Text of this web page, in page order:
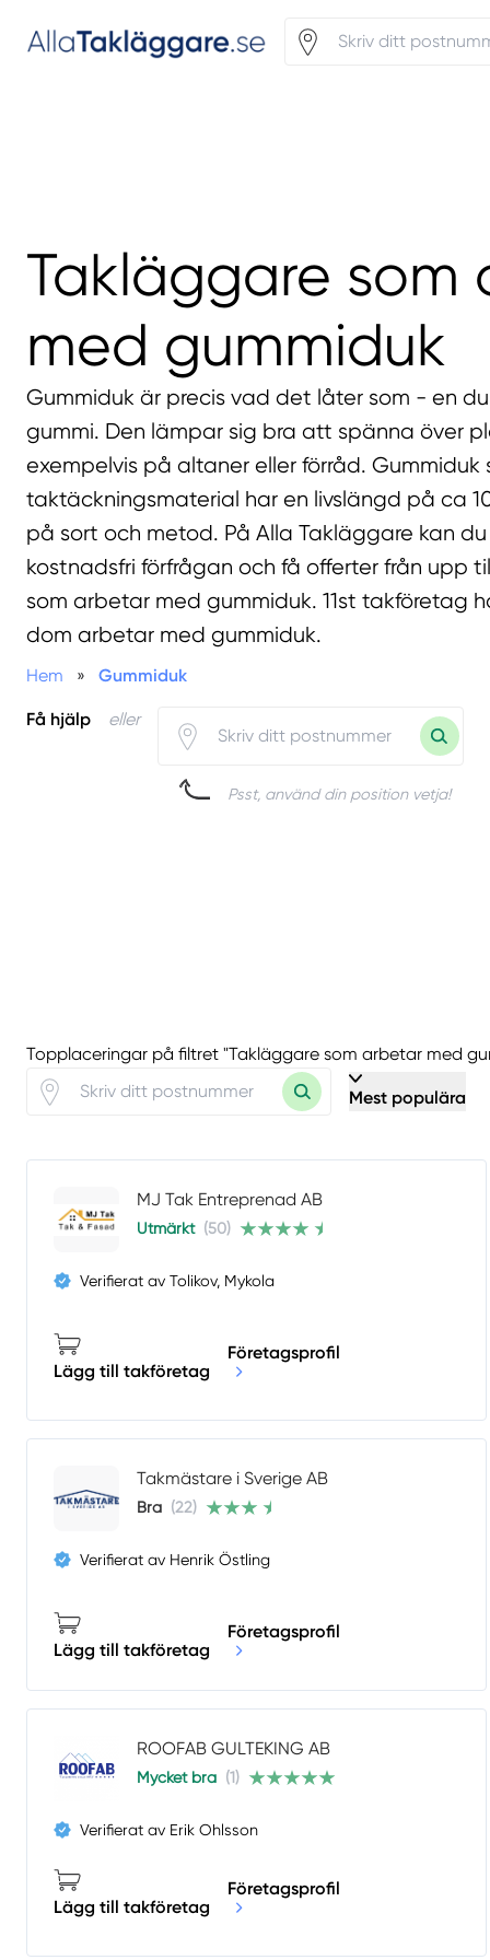
Takläggare som
med gummiduk
Gummiduk är precis vad det låter som - en
gummi. Den lämpar sig bra att spänna över
exempelvis på altaner eller förråd. Gummiduk
taktäckningsmaterial har en livslängd på ca
på sort och metod. På Alla Takläggare kan
kostnadsfri förfrågan och få offerter från upp
som arbetar med gummiduk. 11st takföretag
dom arbetar med gummiduk.
Hem » Gummiduk
Få hjälp eller
Psst, använd din position vetja!
Topplaceringar på filtret "Takläggare som arbetar med
Mest populära
MJ Tak Entreprenad AB
Utmärkt (50)
Verifierat av Tolikov, Mykola
Lägg till takföretag
Företagsprofil
Takmästare i Sverige AB
Bra (22)
Verifierat av Henrik Östling
Lägg till takföretag
Företagsprofil
ROOFAB GULTEKING AB
Mycket bra (1)
Verifierat av Erik Ohlsson
Lägg till takföretag
Företagsprofil